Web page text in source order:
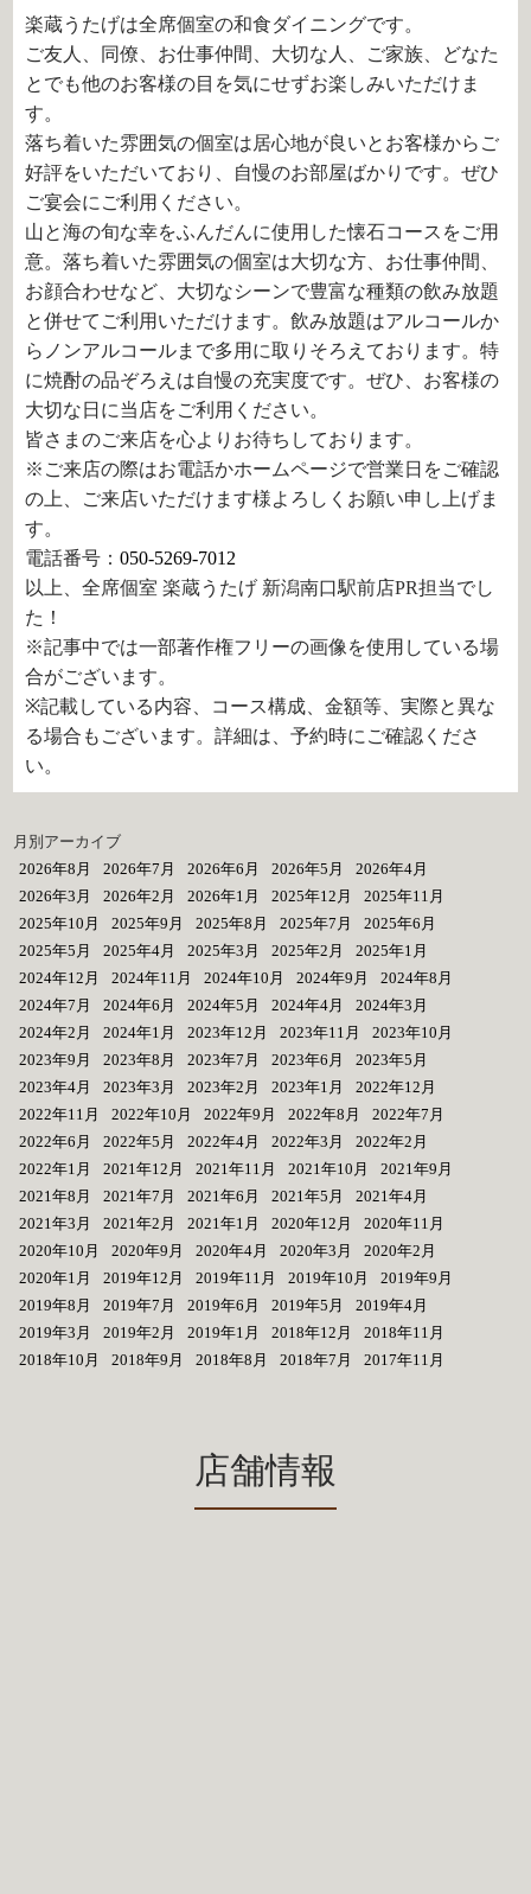
楽蔵うたげは全席個室の和食ダイニングです。
ご友人、同僚、お仕事仲間、大切な人、ご家族、どなた
とでも他のお客様の目を気にせずお楽しみいただけま
す。
落ち着いた雰囲気の個室は居心地が良いとお客様からご
好評をいただいており、自慢のお部屋ばかりです。ぜひ
ご宴会にご利用ください。
山と海の旬な幸をふんだんに使用した懐石コースをご用
意。落ち着いた雰囲気の個室は大切な方、お仕事仲間、
お顔合わせなど、大切なシーンで豊富な種類の飲み放題
と併せてご利用いただけます。飲み放題はアルコールか
らノンアルコールまで多用に取りそろえております。特
に焼酎の品ぞろえは自慢の充実度です。ぜひ、お客様の
大切な日に当店をご利用ください。
皆さまのご来店を心よりお待ちしております。
※ご来店の際はお電話かホームページで営業日をご確認
の上、ご来店いただけます様よろしくお願い申し上げま
す。
電話番号：050-5269-7012
以上、全席個室 楽蔵うたげ 新潟南口駅前店PR担当でし
た！
※記事中では一部著作権フリーの画像を使用している場
合がございます。
※記載している内容、コース構成、金額等、実際と異な
る場合もございます。詳細は、予約時にご確認くださ
い。
月別アーカイブ
2026年8月
2026年7月 2026年6月 2026年5月
2026年4月
2026年3月
2026年2月 2026年1月 2025年12月
2025年11月
2025年10月
2025年9月 2025年8月 2025年7月
2025年6月
2025年5月
2025年4月 2025年3月 2025年2月
2025年1月
2024年12月
2024年11月 2024年10月 2024年9月
2024年8月
2024年7月
2024年6月 2024年5月 2024年4月
2024年3月
2024年2月
2024年1月 2023年12月 2023年11月
2023年10月
2023年9月
2023年8月 2023年7月 2023年6月
2023年5月
2023年4月
2023年3月 2023年2月 2023年1月
2022年12月
2022年11月
2022年10月 2022年9月 2022年8月
2022年7月
2022年6月
2022年5月 2022年4月 2022年3月
2022年2月
2022年1月
2021年12月 2021年11月 2021年10月
2021年9月
2021年8月
2021年7月 2021年6月 2021年5月
2021年4月
2021年3月
2021年2月 2021年1月 2020年12月
2020年11月
2020年10月
2020年9月 2020年4月 2020年3月
2020年2月
2020年1月
2019年12月 2019年11月 2019年10月
2019年9月
2019年8月
2019年7月 2019年6月 2019年5月
2019年4月
2019年3月
2019年2月 2019年1月 2018年12月
2018年11月
2018年10月
2018年9月 2018年8月 2018年7月 2017年11月
店舗情報